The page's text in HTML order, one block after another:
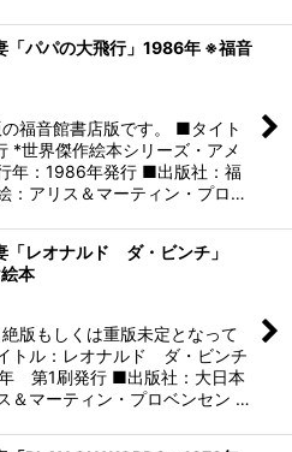
「パパの大飛行」1986年 ※福音
福音館書店版です。 ■タイト
*世界傑作絵本シリーズ・アメ
年：1986年発行 ■出版社：福
：アリス＆マーティン・プロ…
「レオナルド ダ・ビンチ」
本
版もしくは重版未定となって
トル：レオナルド ダ・ビンチ
第1刷発行 ■出版社：大日本
＆マーティン・プロベンセン …